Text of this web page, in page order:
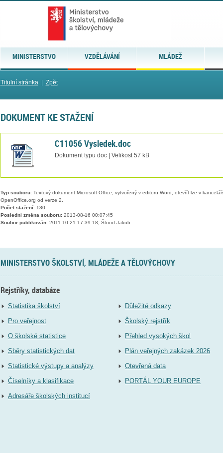
MINISTERSTVO VZDĚLÁVÁNÍ MLÁDEŽ
Titulní stránka| Zpět
DOKUMENT KE STAŽENÍ
C11056 Vysledek.doc
Dokument typu doc | Velikost 57 kB
Typ souboru:Textový dokument Microsoft Office, vytvořený v editoru Word, otevřít lze v
OpenOffice.org od verze 2.
Počet stažení:180
Poslední změna souboru:2013-08-16 00:07:45
Soubor publikován:2011-10-21 17:39:18, Štoud Jakub
MINISTERSTVO ŠKOLSTVÍ, MLÁDEŽE A TĚLOVÝCHOVY
Rejstříky, databáze
Statistika školství
Pro veřejnost
O školské statistice
Sběry statistických dat
Statistické výstupy a analýzy
Číselníky a klasifikace
Adresáře školských institucí
Důležité odkazy
Školský rejstřík
Přehled vysokých škol
Plán veřejných zakázek 2026
Otevřená data
PORTÁL YOUR EUROPE